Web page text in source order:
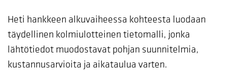
Heti hankkeen alkuvaiheessa kohteesta luodaan
täydellinen kolmiulotteinen tietomalli, jonka
lähtötiedot muodostavat pohjan suunnitelmia,
kustannusarvioita ja aikataulua varten.